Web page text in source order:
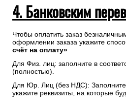
4. Банковским
Чтобы оплатить заказ
оформлении заказа укажите
счёт на оплату»
Для Физ. лиц: заполните в
(полностью).
Для Юр. Лиц (без НДС):
укажите реквизиты, на которые